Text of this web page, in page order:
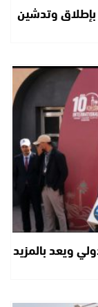
لعيد العرش بإطلاق وتدشين
ويعد بالمزيد